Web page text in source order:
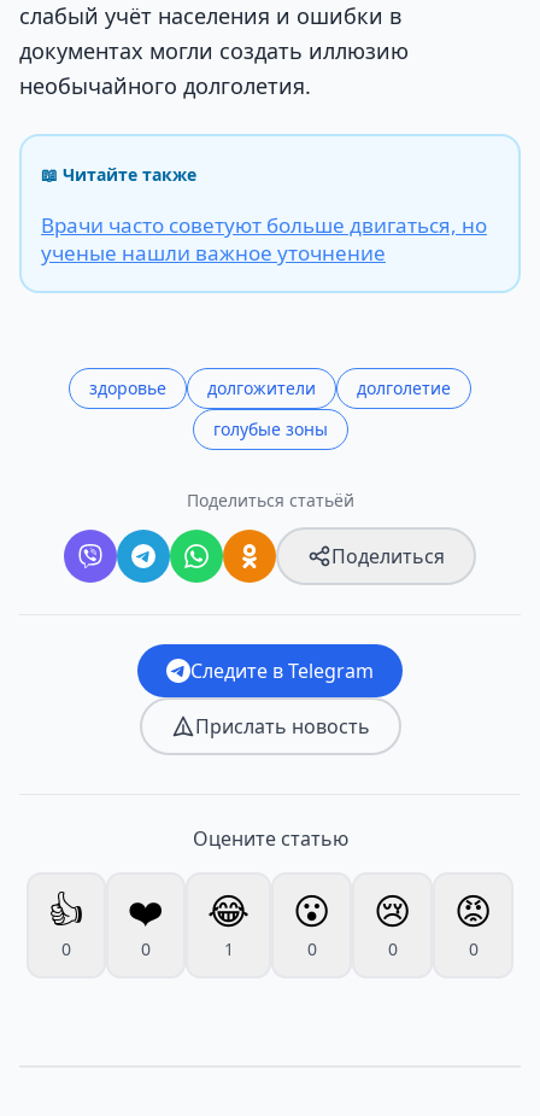
слабый учёт населения и ошибки в
документах могли создать иллюзию
необычайного долголетия.
📖 Читайте также
Врачи часто советуют больше двигаться, но
ученые нашли важное уточнение
здоровье долгожители
долголетие
голубые зоны
Поделиться статьёй
Поделиться
Следите в Telegram
Прислать новость
Оцените статью
👍
0
❤️
0
😂
1
😮
0
😢
0
😡
0